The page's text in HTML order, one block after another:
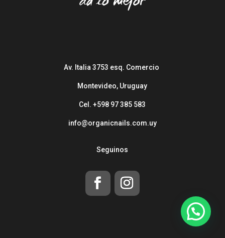
Av. Italia 3753 esq. Comercio
Montevideo, Uruguay
Cel. +598 97 385 583
info@organicnails.com.uy
Seguinos